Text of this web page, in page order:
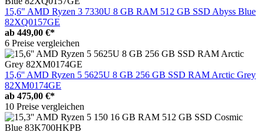
15,6" AMD Ryzen 3 7330U 8 GB RAM 512 GB SSD Abyss Blue
82XQ0157GE
ab 449,00 €*
6 Preise vergleichen
15,6'' AMD Ryzen 5 5625U 8 GB 256 GB SSD RAM Arctic Grey
82XM0174GE
ab 475,00 €*
10 Preise vergleichen